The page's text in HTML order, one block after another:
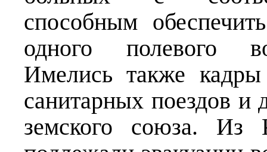
способным
одного полевого
Имелись также
санитарных поездов и
земского союза. Из